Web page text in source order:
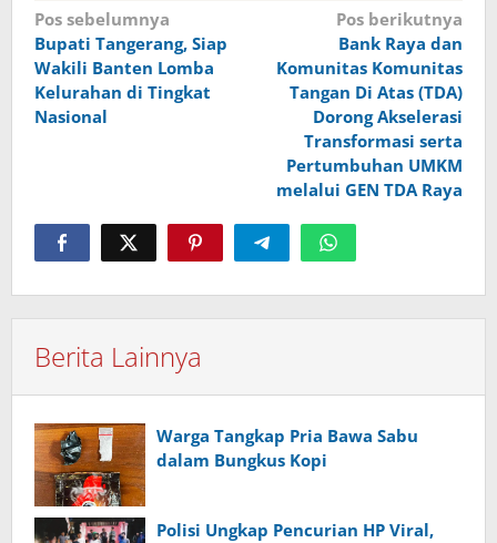
Navigasi
pos
Pos sebelumnya
Bupati Tangerang, Siap
Wakili Banten Lomba
Kelurahan di Tingkat
Nasional
Pos berikutnya
Bank Raya dan
Komunitas Komunitas
Tangan Di Atas (TDA)
Dorong Akselerasi
Transformasi serta
Pertumbuhan UMKM
melalui GEN TDA Raya
Berita Lainnya
Warga Tangkap Pria Bawa Sabu
dalam Bungkus Kopi
Polisi Ungkap Pencurian HP Viral,